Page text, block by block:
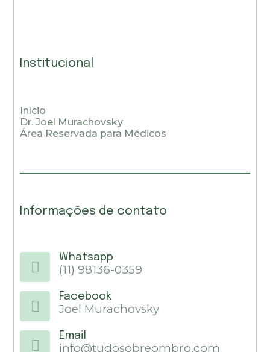
Institucional
Início
Dr. Joel Murachovsky
Área Reservada para Médicos
Informações de contato
Whatsapp
(11) 98136-0359
Facebook
Joel Murachovsky
Email
info@tudosobreombro.com